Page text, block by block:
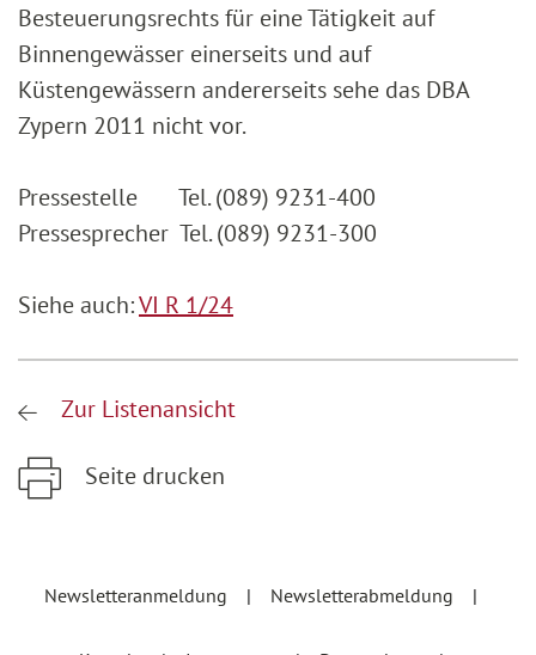
Besteuerungsrechts für eine Tätigkeit auf
Binnengewässer einerseits und auf
Küstengewässern andererseits sehe das DBA
Zypern 2011 nicht vor.
Pressestelle Tel. (089) 9231-400
Pressesprecher Tel. (089) 9231-300
Siehe auch:VI R 1/24
Zur Listenansicht
Seite drucken
Newsletteranmeldung
Newsletterabmeldung